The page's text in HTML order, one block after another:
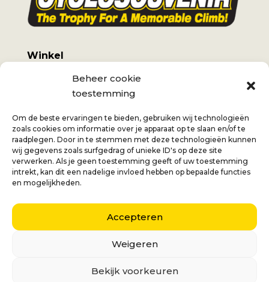
Beheer cookie
toestemming
Om de beste ervaringen te bieden, gebruiken wij technologieën
zoals cookies om informatie over je apparaat op te slaan en/of te
raadplegen. Door in te stemmen met deze technologieën kunnen
wij gegevens zoals surfgedrag of unieke ID's op deze site
verwerken. Als je geen toestemming geeft of uw toestemming
intrekt, kan dit een nadelige invloed hebben op bepaalde functies
en mogelijkheden.
Accepteren
Weigeren
Bekijk voorkeuren
Winkel
Voorbeeld galerij
Mijn account
Algemene voorwaarden
Verzendkosten
Veronique+32 (0)472 562 684